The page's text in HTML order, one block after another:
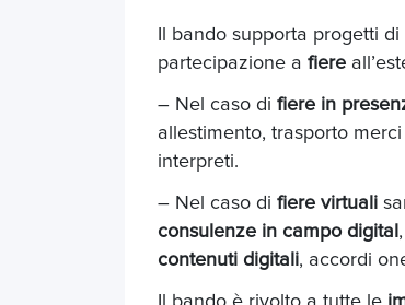
Il bando supporta progetti
partecipazione a fiere
– Nel caso di fiere in
allestimento, trasporto
interpreti.
– Nel caso di fiere virtuali
consulenze in campo digital
contenuti digitali, accordi